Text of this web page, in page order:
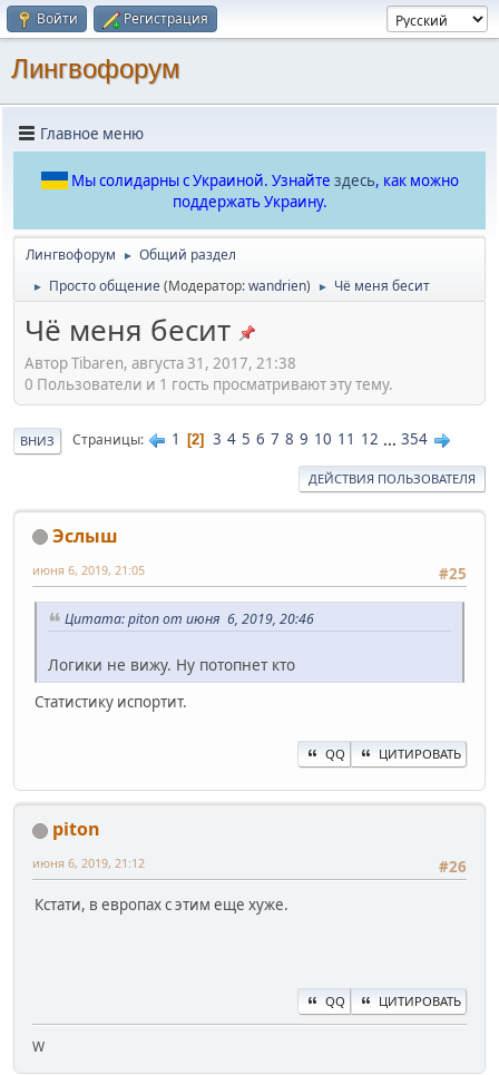
Войти Регистрация
Лингвофорум
Главное меню
Мы солидарны с Украиной. Узнайте здесь, как можно
поддержать Украину.
Лингвофорум ► Общий раздел
► Просто общение(Модератор:wandrien) ► Чё меня бесит
Чё меня бесит
Автор Tibaren, августа 31, 2017, 21:38
0 Пользователи и 1 гость просматривают эту тему.
ВНИЗ Страницы 1 2 3 4 5 6 7 8 9 10 11 12 ... 354
ДЕЙСТВИЯ ПОЛЬЗОВАТЕЛЯ
Эслыш
#25
июня 6, 2019, 21:05
Цитата: piton от июня 6, 2019, 20:46
Логики не вижу. Ну потопнет кто
Статистику испортит.
QQ ЦИТИРОВАТЬ
piton
#26
июня 6, 2019, 21:12
Кстати, в европах с этим еще хуже.
QQ ЦИТИРОВАТЬ
W